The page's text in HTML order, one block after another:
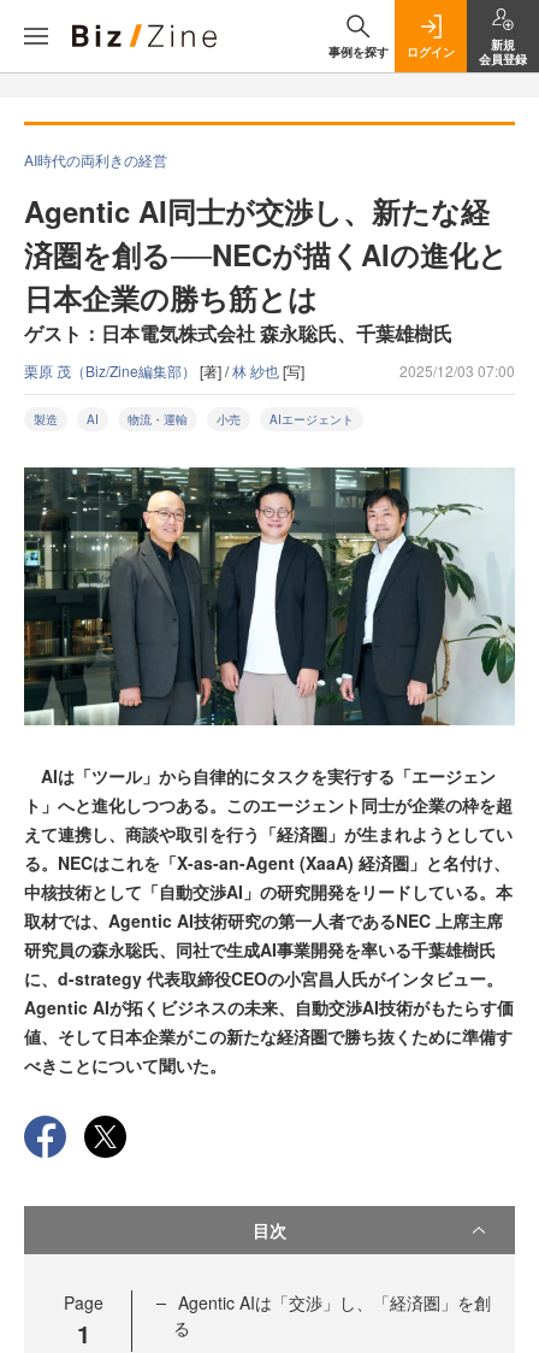
事例を探す ログイン
新規
会員登録
AI時代の両利きの経営
Agentic AI同士が交渉し、新たな経
済圏を創る──NECが描くAIの進化と
日本企業の勝ち筋とは
ゲスト：日本電気株式会社 森永聡氏、千葉雄樹氏
栗原 茂（Biz/Zine編集部） [著] /林 紗也[写] 2025/12/03 07:00
製造 AI 物流・運輸 小売 AIエージェント
AIは「ツール」から自律的にタスクを実行する「エージェン
ト」へと進化しつつある。このエージェント同士が企業の枠を超
えて連携し、商談や取引を行う「経済圏」が生まれようとしてい
る。NECはこれを「X-as-an-Agent (XaaA) 経済圏」と名付け、
中核技術として「自動交渉AI」の研究開発をリードしている。本
取材では、Agentic AI技術研究の第一人者であるNEC 上席主席
研究員の森永聡氏、同社で生成AI事業開発を率いる千葉雄樹氏
に、d-strategy 代表取締役CEOの小宮昌人氏がインタビュー。
Agentic AIが拓くビジネスの未来、自動交渉AI技術がもたらす価
値、そして日本企業がこの新たな経済圏で勝ち抜くために準備す
べきことについて聞いた。
目次
Page
1
Agentic AIは「交渉」し、「経済圏」を創
る